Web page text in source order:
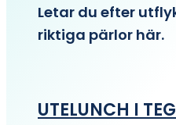
Letar du efter
riktiga pärlor här.
UTELUNCH I